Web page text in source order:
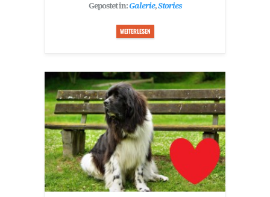
Gepostet in:Galerie,Stories
WEITERLESEN